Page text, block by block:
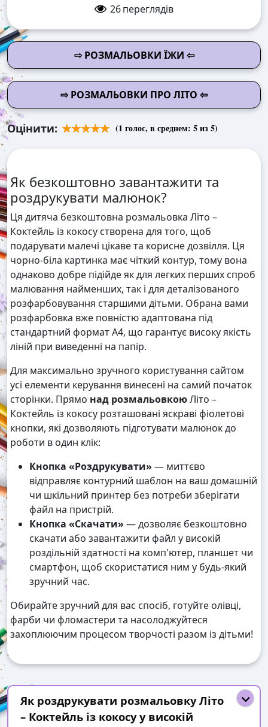
26переглядів
⇨ РОЗМАЛЬОВКИ ЇЖИ ⇦
⇨ РОЗМАЛЬОВКИ ПРО ЛІТО ⇦
Оцінити: (1 голос, в среднем: 5из 5)
Як безкоштовно завантажити та
роздрукувати малюнок?
Ця дитяча безкоштовна розмальовка Літо –
Коктейль із кокосу створена для того, щоб
подарувати малечі цікаве та корисне дозвілля. Ця
чорно-біла картинка має чіткий контур, тому вона
однаково добре підійде як для легких перших спроб
малювання найменших, так і для деталізованого
розфарбовування старшими дітьми. Обрана вами
розфарбовка вже повністю адаптована під
стандартний формат А4, що гарантує високу якість
ліній при виведенні на папір.
Для максимально зручного користування сайтом
усі елементи керування винесені на самий початок
сторінки. Прямо над розмальовкоюЛіто –
Коктейль із кокосу розташовані яскраві фіолетові
кнопки, які дозволяють підготувати малюнок до
роботи в один клік:
Кнопка «Роздрукувати» — миттєво
відправляє контурний шаблон на ваш домашній
чи шкільний принтер без потреби зберігати
файл на пристрій.
Кнопка «Скачати» — дозволяє безкоштовно
скачати або завантажити файл у високій
роздільній здатності на комп'ютер, планшет чи
смартфон, щоб скористатися ним у будь-який
зручний час.
Обирайте зручний для вас спосіб, готуйте олівці,
фарби чи фломастери та насолоджуйтеся
захоплюючим процесом творчості разом із дітьми!
Як роздрукувати розмальовку Літо
– Коктейль із кокосу у високій